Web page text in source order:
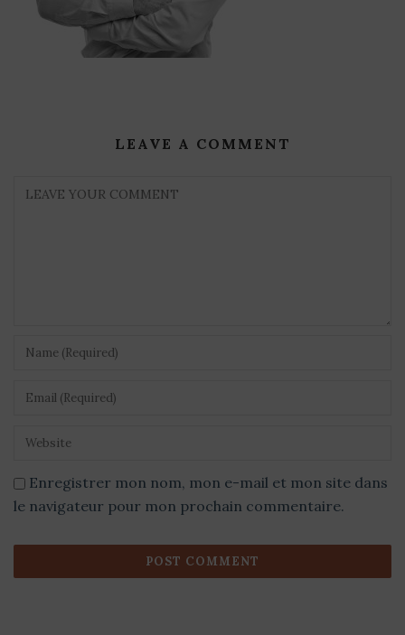
LEAVE A COMMENT
Enregistrer mon nom, mon e-mail et mon site dans
le navigateur pour mon prochain commentaire.